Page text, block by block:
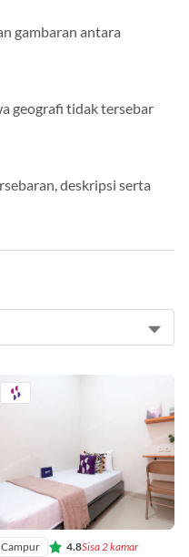
gambaran antara
geografi tidak tersebar
deskripsi serta
Campur 4.8Sisa 2 kamar